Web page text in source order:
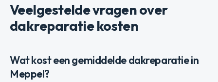
Veelgestelde vragen over
dakreparatie kosten
Wat kost een gemiddelde dakreparatie in
Meppel?